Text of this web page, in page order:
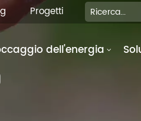
Progetti
dell'energia